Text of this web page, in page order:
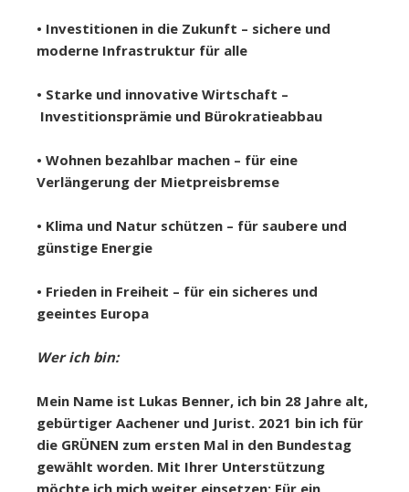
• Investitionen in die Zukunft – sichere und
moderne Infrastruktur für alle
• Starke und innovative Wirtschaft –
Investitionsprämie und Bürokratieabbau
• Wohnen bezahlbar machen – für eine
Verlängerung der Mietpreisbremse
• Klima und Natur schützen – für saubere und
günstige Energie
• Frieden in Freiheit – für ein sicheres und
geeintes Europa
Wer ich bin:
Mein Name ist Lukas Benner, ich bin 28 Jahre alt,
gebürtiger Aachener und Jurist. 2021 bin ich für
die GRÜNEN zum ersten Mal in den Bundestag
gewählt worden. Mit Ihrer Unterstützung